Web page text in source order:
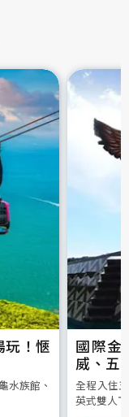
玩！愜
水族館、
國際金
威、五
全程入住
英式雙人